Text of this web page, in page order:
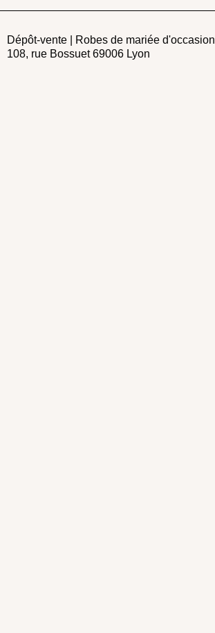
Dépôt-vente | Robes de mariée d'occasion
108, rue Bossuet 69006 Lyon